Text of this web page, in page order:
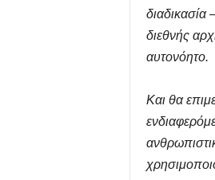
διαδικασία
διεθνής
αυτονόητο.
Και θα